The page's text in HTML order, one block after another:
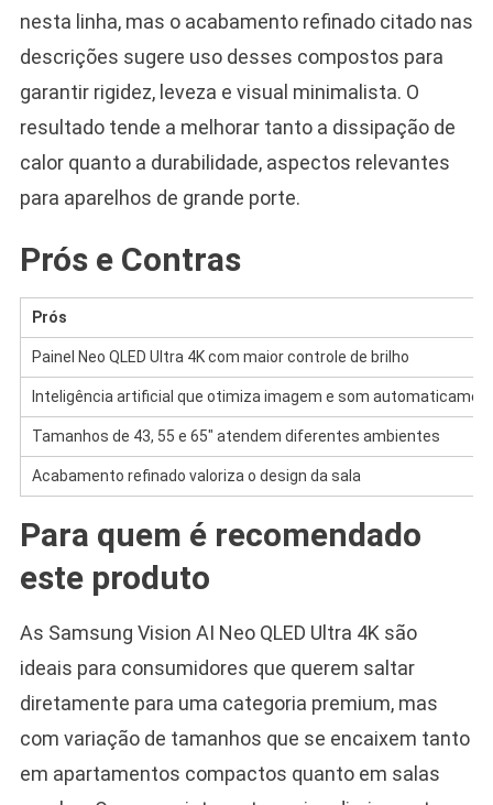
nesta linha, mas o acabamento refinado citado nas
descrições sugere uso desses compostos para
garantir rigidez, leveza e visual minimalista. O
resultado tende a melhorar tanto a dissipação de
calor quanto a durabilidade, aspectos relevantes
para aparelhos de grande porte.
Prós e Contras
Prós
Painel Neo QLED Ultra 4K com maior controle de brilho
Inteligência artificial que otimiza imagem e som
Tamanhos de 43, 55 e 65″ atendem diferentes ambientes
Acabamento refinado valoriza o design da sala
Para quem é recomendado
este produto
As Samsung Vision AI Neo QLED Ultra 4K são
ideais para consumidores que querem saltar
diretamente para uma categoria premium, mas
com variação de tamanhos que se encaixem tanto
em apartamentos compactos quanto em salas